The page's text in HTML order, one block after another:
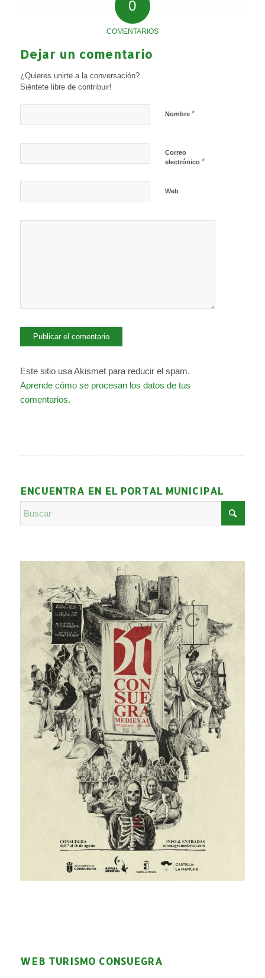
0
COMENTARIOS
Dejar un comentario
¿Quieres unirte a la conversación?
Siéntete libre de contribuir!
Nombre *
Correo
electrónico *
Web
Este sitio usa Akismet para reducir el spam.
Aprende cómo se procesan los datos de tus
comentarios.
ENCUENTRA EN EL PORTAL MUNICIPAL
WEB TURISMO CONSUEGRA